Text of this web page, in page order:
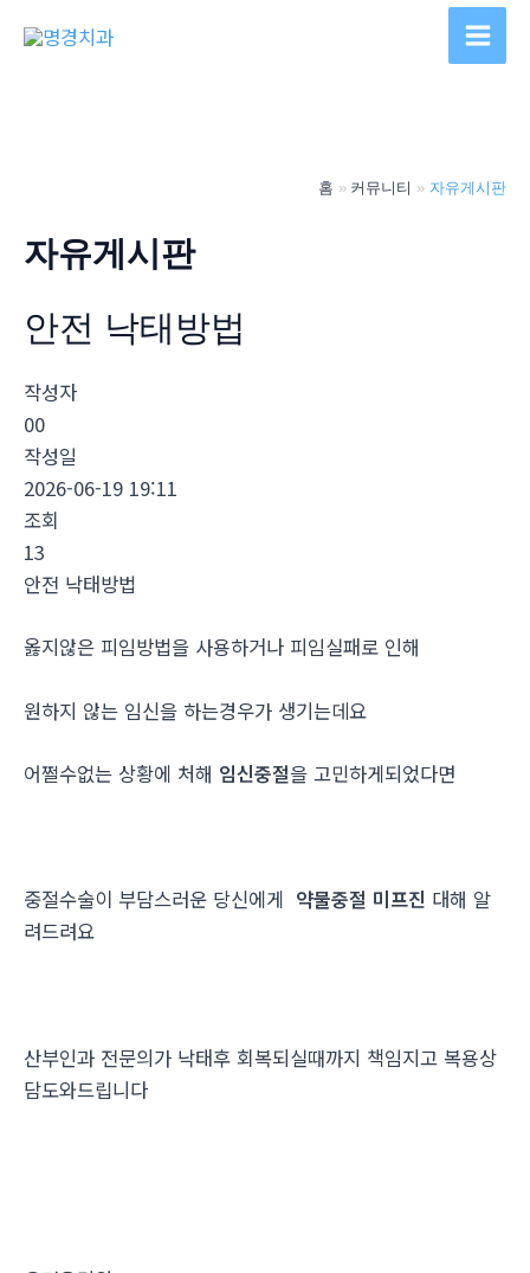
Main
홈 커뮤니티 자유게시판
자유게시판
안전 낙­태방법
작성자
00
작성일
2026-06-19 19:11
조회
13
안전 낙­태방법
옳지않은 피임방법을 사용하거나 피임실패로 인해
원하지 않는 임신을 하는경우가 생기는데요
어쩔수없는 상황에 처해 임신중절을 고민하게되었다면
중절수술이 부담스러운 당신에게 약물중절 미프진 대해 알
려드려요
산부인과 전문의가 낙태후 회복되실때까지 책임지고 복용상
담도와드립니다